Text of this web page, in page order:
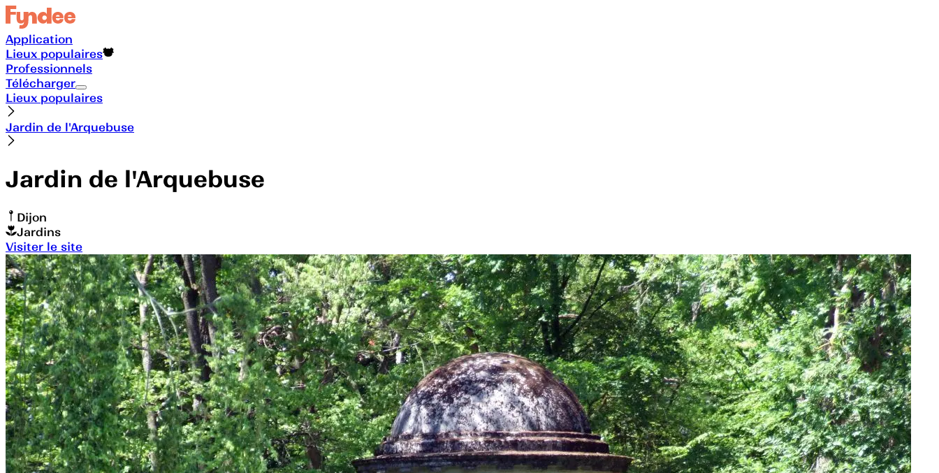
Application
Lieux populaires
Professionnels
Télécharger
Lieux populaires
Jardin de l'Arquebuse
Jardin de l'Arquebuse
Dijon
Jardins
Visiter le site